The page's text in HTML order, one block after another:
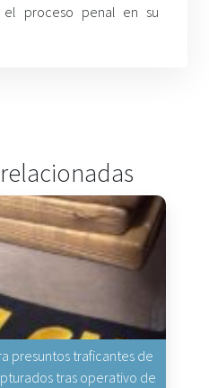
el proceso penal en su
presuntos traficantes de
tras operativo de